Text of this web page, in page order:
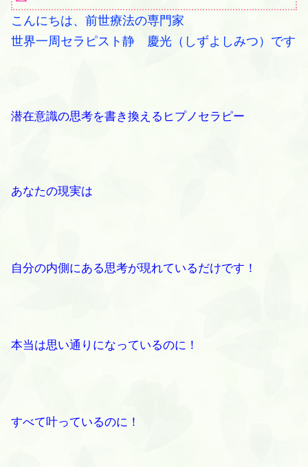
こんにちは、前世療法の専門家
世界一周セラピスト静 慶光（しずよしみつ）です
潜在意識の思考を書き換えるヒプノセラピー
あなたの現実は
自分の内側にある思考が現れているだけです！
本当は思い通りになっているのに！
すべて叶っているのに！